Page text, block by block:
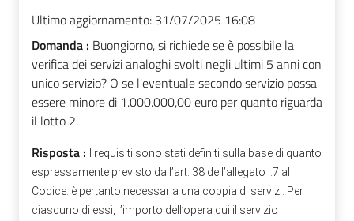
Ultimo aggiornamento: 31/07/2025 16:08
Domanda : Buongiorno, si richiede se è possibile la
verifica dei servizi analoghi svolti negli ultimi 5 anni con
unico servizio? O se l'eventuale secondo servizio possa
essere minore di 1.000.000,00 euro per quanto riguarda
il lotto 2.
Risposta :
I requisiti sono stati definiti sulla base di quanto
espressamente previsto dall’art. 38 dell’allegato I.7 al
Codice: è pertanto necessaria una coppia di servizi. Per
ciascuno di essi, l’importo dell’opera cui il servizio